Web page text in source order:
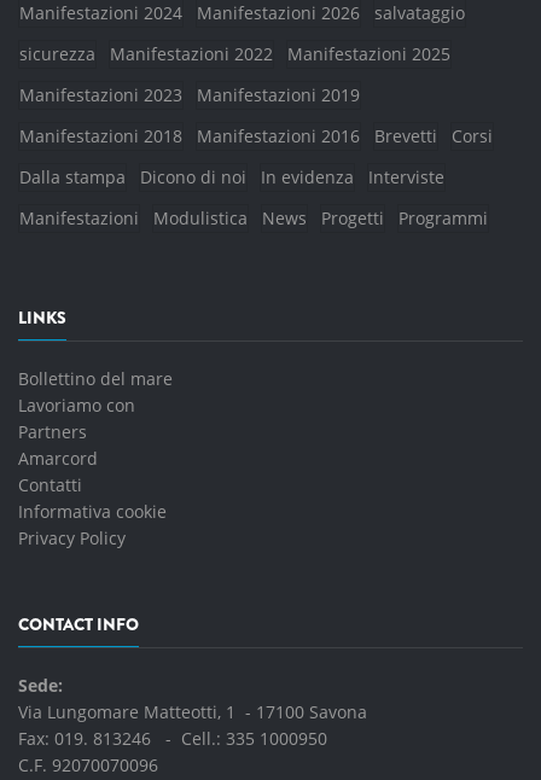
Manifestazioni 2024
Manifestazioni 2026
salvataggio
sicurezza
Manifestazioni 2022
Manifestazioni 2025
Manifestazioni 2023
Manifestazioni 2019
Manifestazioni 2018
Manifestazioni 2016 Brevetti
Corsi
Dalla stampa
Dicono di noi In evidenza
Interviste
Manifestazioni
Modulistica News Progetti Programmi
LINKS
Bollettino del mare
Lavoriamo con
Partners
Amarcord
Contatti
Informativa cookie
Privacy Policy
CONTACT INFO
Sede:
Via Lungomare Matteotti, 1 - 17100 Savona
Fax: 019. 813246 - Cell.: 335 1000950
C.F. 92070070096